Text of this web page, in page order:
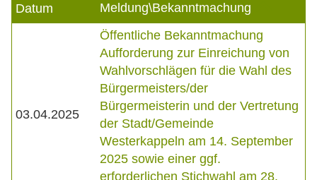
Datum Meldung\Bekanntmachung
03.04.2025
Öffentliche Bekanntmachung
Aufforderung zur Einreichung von
Wahlvorschlägen für die Wahl des
Bürgermeisters/der
Bürgermeisterin und der Vertretung
der Stadt/Gemeinde
Westerkappeln am 14. September
2025 sowie einer ggf.
erforderlichen Stichwahl am 28.